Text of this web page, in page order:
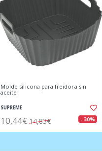
Molde silicona para freidora sin
aceite
SUPREME
10,44€ 14,83€ - 30%